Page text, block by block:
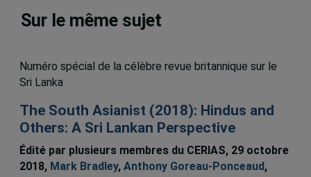
Sur le même sujet
Numéro spécial de la célèbre revue britannique sur le
Sri Lanka
The South Asianist (2018): Hindus and
Others: A Sri Lankan Perspective
Édité par plusieurs membres du CERIAS, 29 octobre
2018, Mark Bradley, Anthony Goreau-Ponceaud,